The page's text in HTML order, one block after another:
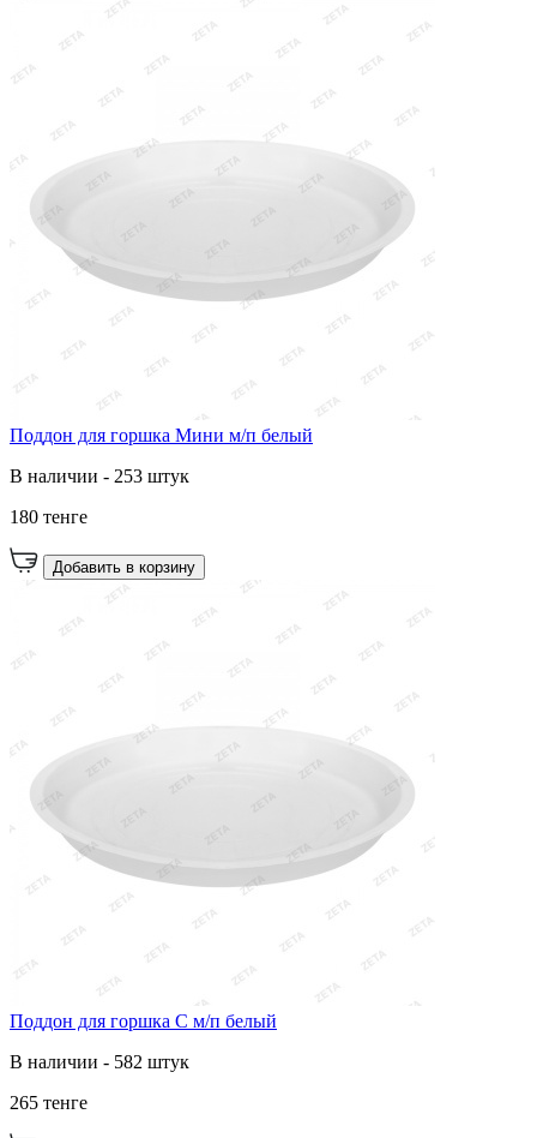
Поддон для горшка Мини м/п белый
В наличии - 253 штук
180 тенге
Добавить в корзину
Поддон для горшка С м/п белый
В наличии - 582 штук
265 тенге